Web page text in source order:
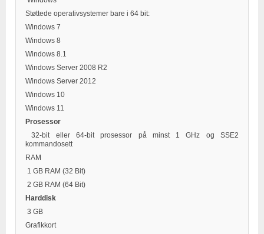
Støttede operativsystemer bare i 64 bit:
Windows 7
Windows 8
Windows 8.1
Windows Server 2008 R2
Windows Server 2012
Windows 10
Windows 11
Prosessor
32-bit eller 64-bit prosessor på minst 1 GHz og SSE2
kommandosett
RAM
1 GB RAM (32 Bit)
2 GB RAM (64 Bit)
Harddisk
3 GB
Grafikkort